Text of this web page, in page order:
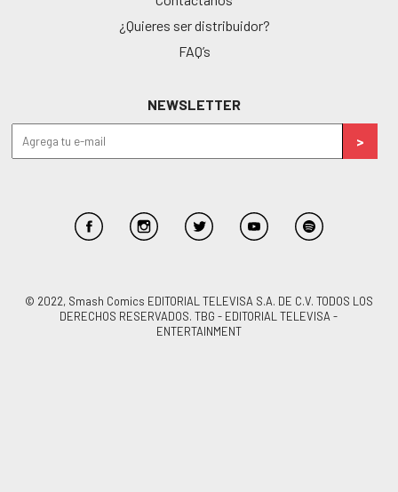
¿Quieres ser distribuidor?
FAQ’s
NEWSLETTER
© 2022, Smash Comics EDITORIAL TELEVISA S.A. DE C.V. TODOS LOS
DERECHOS RESERVADOS. TBG - EDITORIAL TELEVISA -
ENTERTAINMENT